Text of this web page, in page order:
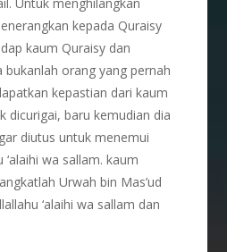
kepada Quraisy
kaum Quraisy dan
orang yang pernah
kepastian dari kaum
dicurigai, baru kemudian dia
diutus untuk menemui
wa sallam. kaum
Urwah bin Mas’ud
‘alaihi wa sallam dan